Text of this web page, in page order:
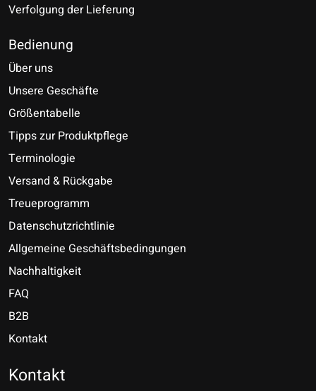
Verfolgung der Lieferung
Bedienung
Über uns
Unsere Geschäfte
Größentabelle
Tipps zur Produktpflege
Terminologie
Versand & Rückgabe
Treueprogramm
Datenschutzrichtlinie
Allgemeine Geschäftsbedingungen
Nachhaltigkeit
FAQ
B2B
Kontakt
Kontakt